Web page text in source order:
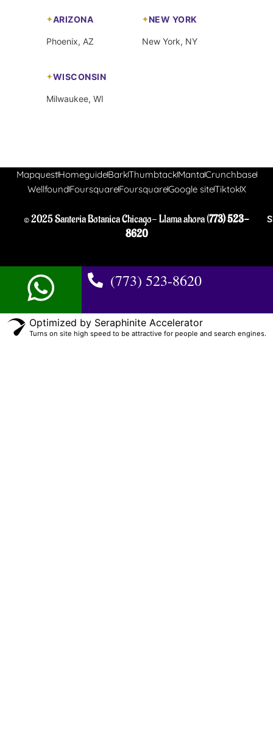
ARIZONA
Phoenix, AZ
NEW YORK
New York, NY
WISCONSIN
Milwaukee, WI
MapquestHomeguideBarkThumbtackMantaCrunchbase
WellfoundFoursquareFoursquareGoogle siteTiktokX
© 2025 Santeria Botanica Chicago- Llama ahora (773) 523-
8620
(773) 523-8620
Optimized by Seraphinite Accelerator
Turns on site high speed to be attractive for people and search engines.